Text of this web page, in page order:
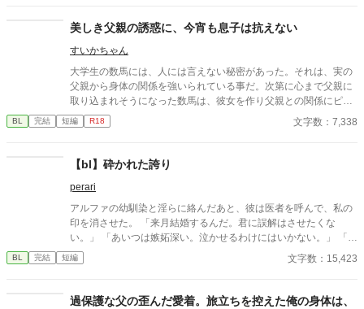
校で繰り広げられるダークファンタジー
美しき父親の誘惑に、今宵も息子は抗えない
すいかちゃん
大学生の数馬には、人には言えない秘密があった。それは、実の
父親から身体の関係を強いられている事だ。次第に心まで父親に
取り込まれそうになった数馬は、彼女を作り父親との関係にピリ
オドを打とうとする。だが、父の誘惑は止まる事はなかった。 実
の親子による禁断の関係です。
BL 完結 短編 R18 文字数：7,338
【bl】砕かれた誇り
perari
アルファの幼馴染と淫らに絡んだあと、彼は医者を呼んで、私の
印を消させた。 「来月結婚するんだ。君に誤解はさせたくな
い。」 「あいつは嫉妬深い。泣かせるわけにはいかない。」 「君
ももう年頃の残り物のオメガだろ？ 俺の印をつけたまま、他の
アルファとお見合いするなんてありえない。」 彼は冷たく、けれ
す。 「長い間、俺に従ってきたんだから、君を傷つけたりはしな
BL 完結 短編 文字数：15,423
過保護な父の歪んだ愛着。旅立ちを控えた俺の身体は、